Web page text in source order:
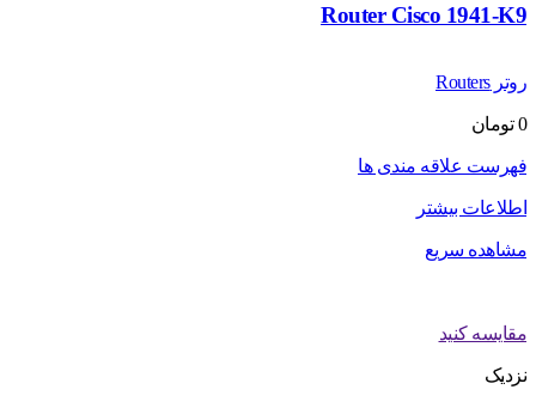
Router Cisco 1941-K9
روتر Routers
0 تومان
فهرست علاقه مندی ها
اطلاعات بیشتر
مشاهده سریع
مقایسه کنید
نزدیک